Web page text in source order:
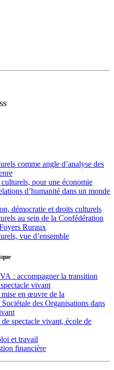
comme angle d’analyse des
pour une économie
d’humanité dans un monde
démocratie et droits culturels
au sein de la Confédération
Ruraux
vue d’ensemble
: accompagner la transition
vivant
en œuvre de la
des Organisations dans
spectacle vivant, école de
et travail
financière